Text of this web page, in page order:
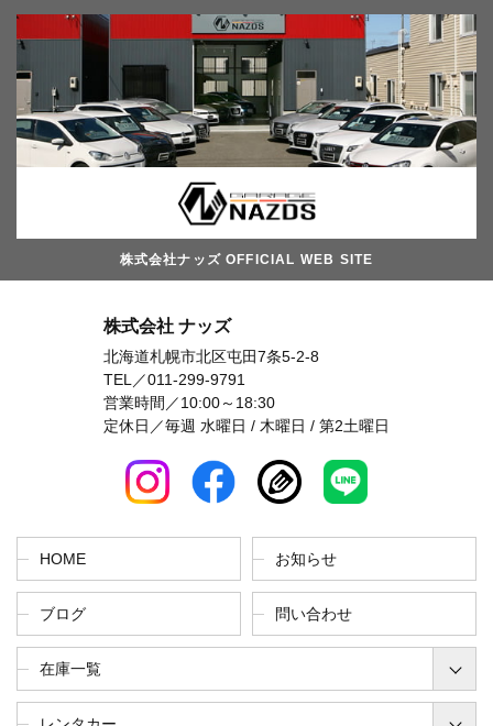
株式会社ナッズ OFFICIAL WEB SITE
株式会社 ナッズ
北海道札幌市北区屯田7条5-2-8
TEL／011-299-9791
営業時間／10:00～18:30
定休日／毎週 水曜日 / 木曜日 / 第2土曜日
HOME お知らせ
ブログ 問い合わせ
在庫一覧